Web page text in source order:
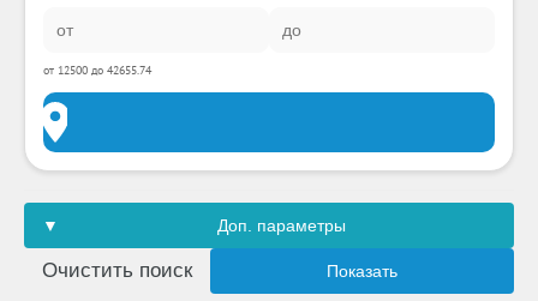
от 12500 до 42655.74
Доп. параметры
Очистить поиск Показать